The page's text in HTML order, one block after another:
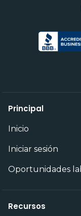
Principal
Inicio
Iniciar sesión
Oportunidades
Recursos